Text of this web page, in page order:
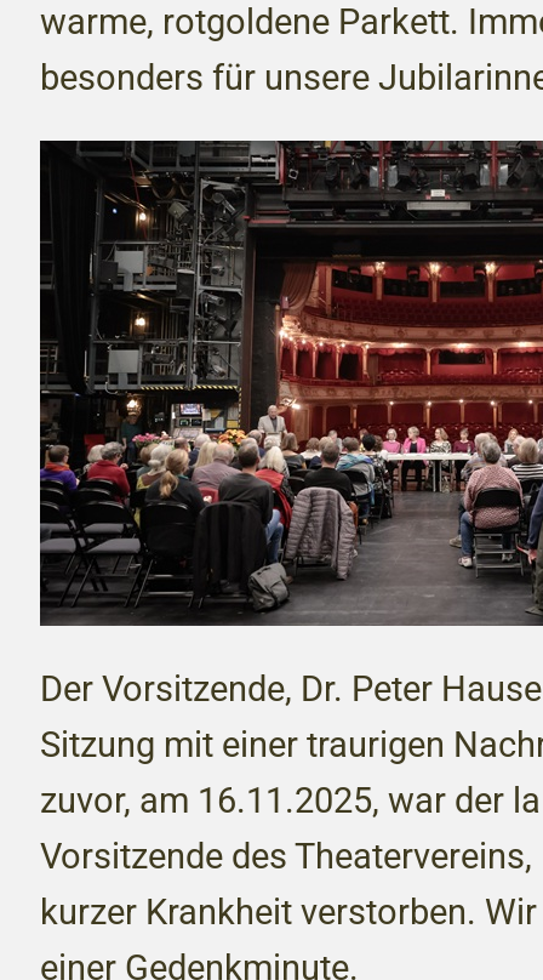
warme, rotgoldene Parkett.
besonders für unsere
Der Vorsitzende, Dr. Peter
Sitzung mit einer traurigen
zuvor, am 16.11.2025, war der
Vorsitzende des
kurzer Krankheit verstorben.
einer Gedenkminute.